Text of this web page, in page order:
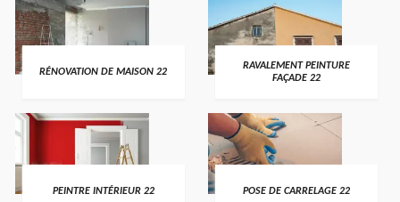
RÉNOVATION DE MAISON 22
RAVALEMENT PEINTURE
FAÇADE 22
PEINTRE INTÉRIEUR 22 POSE DE CARRELAGE 22